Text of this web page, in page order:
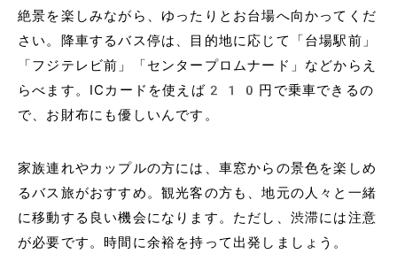
絶景を楽しみながら、ゆったりとお台場へ向かってくだ
さい。降車するバス停は、目的地に応じて「台場駅前」
「フジテレビ前」「センタープロムナード」などからえ
らべます。ICカードを使えば210円で乗車できるの
で、お財布にも優しいんです。
家族連れやカップルの方には、車窓からの景色を楽しめ
るバス旅がおすすめ。観光客の方も、地元の人々と一緒
に移動する良い機会になります。ただし、渋滞には注意
が必要です。時間に余裕を持って出発しましょう。